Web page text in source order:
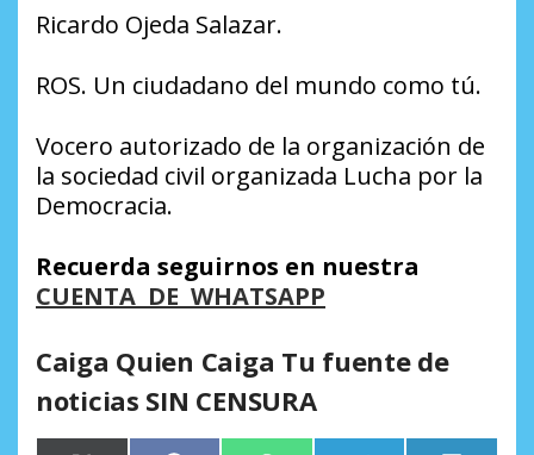
Ricardo Ojeda Salazar.
ROS. Un ciudadano del mundo como tú.
Vocero autorizado de la organización de
la sociedad civil organizada Lucha por la
Democracia.
Recuerda seguirnos en nuestra
CUENTA DE WHATSAPP
Caiga Quien Caiga Tu fuente de
noticias SIN CENSURA